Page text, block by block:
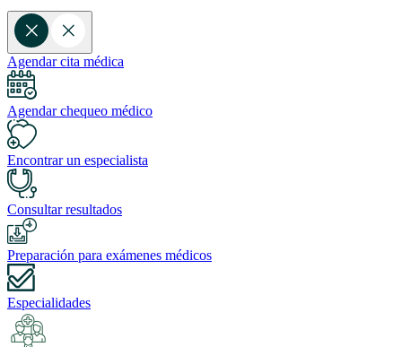
Agendar cita médica
Agendar chequeo médico
Encontrar un especialista
Consultar resultados
Preparación para exámenes médicos
Especialidades